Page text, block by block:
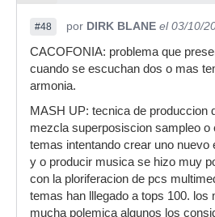
#48 por DIRK BLANE el 03/10/
CACOFONIA: problema que
cuando se escuchan dos o mas
armonia.
MASH UP: tecnica de produccion
mezcla superposiscion sampleo o
temas intentando crear uno
y o producir musica se hizo muy
con la ploriferacion de pcs
temas han lllegado a tops 100. los
mucha polemica algunos los